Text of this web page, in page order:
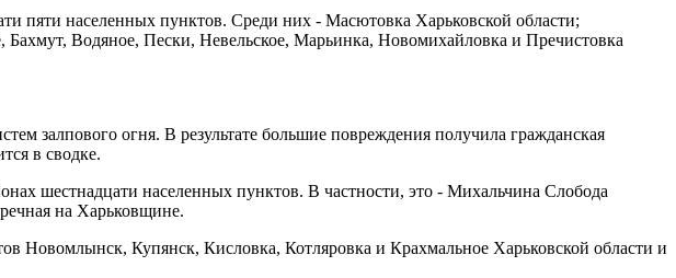
пяти населенных пунктов. Среди них - Масютовка Харьковской области;
Водяное, Пески, Невельское, Марьинка, Новомихайловка и Пречистовка
залпового огня. В результате большие повреждения получила гражданская
в сводке.
шестнадцати населенных пунктов. В частности, это - Михальчина Слобода
на Харьковщине.
Новомлынск, Купянск, Кисловка, Котляровка и Крахмальное Харьковской области и